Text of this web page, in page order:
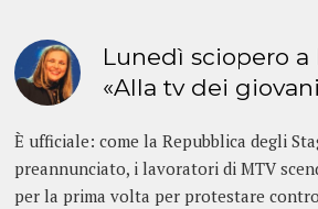
Lunedì sciopero a
«Alla tv dei
È ufficiale: come la Repubblica degli
preannunciato, i lavoratori di MTV
per la prima volta per protestare